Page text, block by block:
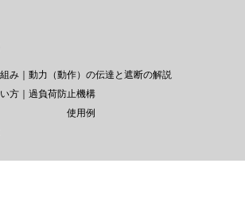
み｜動力（動作）の伝達と遮断の解説
方｜過負荷防止機構
使用例